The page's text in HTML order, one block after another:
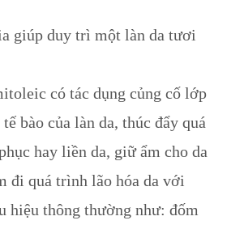
giúp duy trì một làn da tươi
có tác dụng củng cố lớp
bào của làn da, thúc đẩy quá
hay liền da, giữ ẩm cho da
đi quá trình lão hóa da với
hiệu thông thường như: đốm